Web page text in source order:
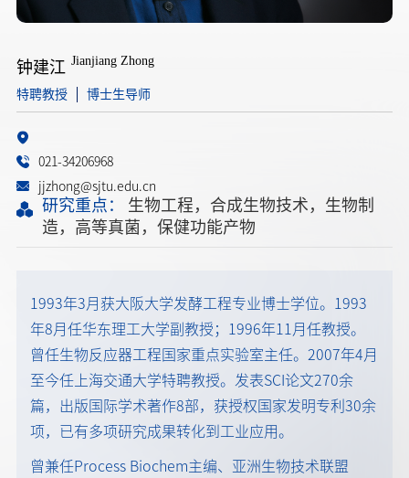
钟建江 Jianjiang Zhong
特聘教授 博士生导师
021-34206968
jjzhong@sjtu.edu.cn
研究重点： 生物工程，合成生物技术，生物制
造，高等真菌，保健功能产物
1993年3月获大阪大学发酵工程专业博士学位。1993
年8月任华东理工大学副教授；1996年11月任教授。
曾任生物反应器工程国家重点实验室主任。2007年4月
至今任上海交通大学特聘教授。发表SCI论文270余
篇，出版国际学术著作8部，获授权国家发明专利30余
项，已有多项研究成果转化到工业应用。
曾兼任Process Biochem主编、亚洲生物技术联盟